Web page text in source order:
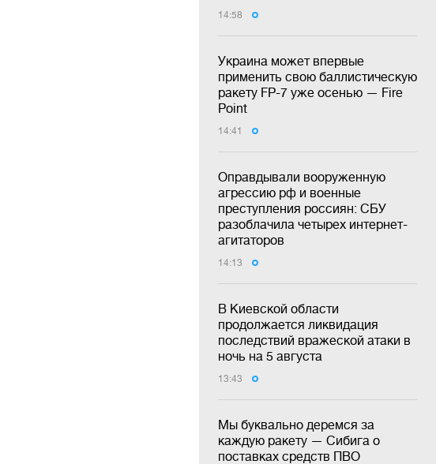
14:58
Украина может впервые
применить свою баллистическую
ракету FP-7 уже осенью — Fire
Point
14:41
Оправдывали вооруженную
агрессию рф и военные
преступления россиян: СБУ
разоблачила четырех интернет-
агитаторов
14:13
В Киевской области
продолжается ликвидация
последствий вражеской атаки в
ночь на 5 августа
13:43
Мы буквально деремся за
каждую ракету — Сибига о
поставках средств ПВО